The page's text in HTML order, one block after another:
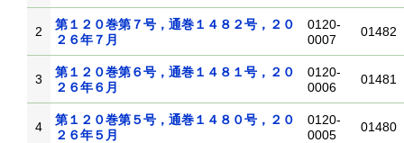
2
第１２０巻第７号，通巻１４８２号，２０
２６年７月
0120-
0007
01482
3
第１２０巻第６号，通巻１４８１号，２０
２６年６月
0120-
0006
01481
4
第１２０巻第５号，通巻１４８０号，２０
２６年５月
0120-
0005
01480